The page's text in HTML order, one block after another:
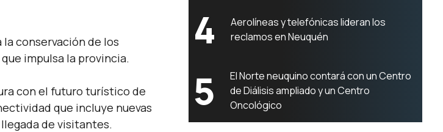
conservación de los
impulsa la provincia.
con el futuro turístico de
que incluye nuevas
de visitantes.
4
Aerolíneas y telefónicas lideran los
reclamos en Neuquén
5
El Norte neuquino contará con un Centro
de Diálisis ampliado y un Centro
Oncológico